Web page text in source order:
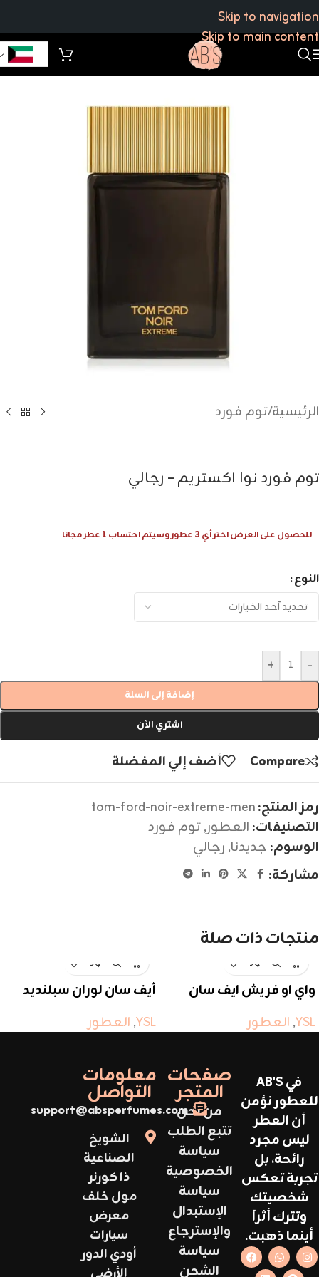
Skip to navigation
Skip to main content
الرئيسية/توم فورد
توم فورد نوا اكستريم – رجالي
للحصول على العرض اختر أي 3 عطور وسيتم احتساب 1 عطر مجانا
النوع
-
+
إضافة إلى السلة
اشتري الآن
Compare أضف إلي المفضلة
رمز المنتج:tom-ford-noir-extreme-men
التصنيفات: العطور,توم فورد
الوسوم: جديدنا, رجالي
مشاركة:
منتجات ذات صلة
واي او فريش ايف سان
YSL
, العطور
أيف سان لوران سبلنديد
YSL
, العطور
في AB'S
للعطور نؤمن
أن العطر
ليس مجرد
رائحة، بل
تجربة تعكس
شخصيتك
وتترك أثراً
أينما ذهبت.
صفحات
المتجر
من نحن
تتبع الطلب
سياسة
الخصوصية
سياسة
الإستبدال
والإسترجاع
سياسة
الشحن
معلومات
التواصل
support@absperfumes.com
الشويخ
الصناعية
ذا كورنر
مول خلف
معرض
سيارات
أودي الدور